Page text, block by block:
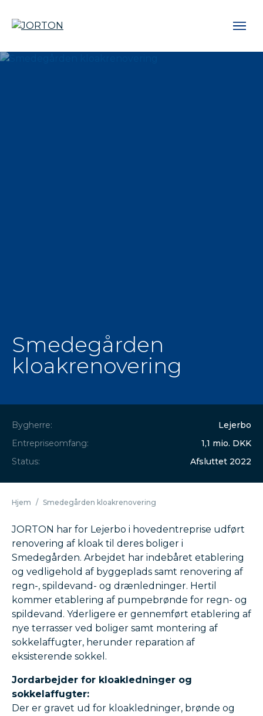
Smedegården
kloakrenovering
Bygherre:
Lejerbo
Entrepriseomfang:
1,1 mio. DKK
Status:
Afsluttet 2022
Hjem / Smedegården kloakrenovering
JORTON har for Lejerbo i hovedentreprise udført
renovering af kloak til deres boliger i
Smedegården. Arbejdet har indebåret etablering
og vedligehold af byggeplads samt renovering af
regn-, spildevand- og drænledninger. Hertil
kommer etablering af pumpebrønde for regn- og
spildevand. Yderligere er gennemført etablering af
nye terrasser ved boliger samt montering af
sokkelaffugter, herunder reparation af
eksisterende sokkel.
Jordarbejder for kloakledninger og
sokkelaffugter:
Der er gravet ud for kloakledninger, brønde og